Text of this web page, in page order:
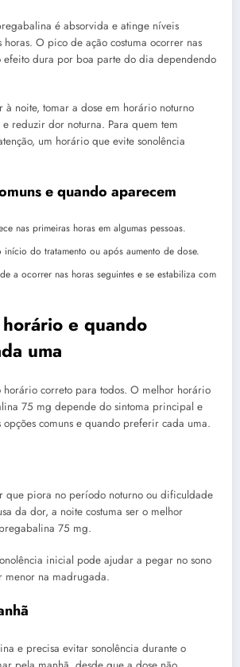
é absorvida e atinge níveis
horas. O pico de ação costuma ocorrer nas
efeito dura por boa parte do dia dependendo
à noite, tomar a dose em horário noturno
reduzir dor noturna. Para quem tem
um horário que evite sonolência
e quando aparecem
nas primeiras horas em algumas pessoas.
início do tratamento ou após aumento de dose.
a ocorrer nas horas seguintes e se estabiliza com
e quando
uma
horário correto para todos. O melhor horário
75 mg depende do sintoma principal e
comuns e quando preferir cada uma.
que piora no período noturno ou dificuldade
da dor, a noite costuma ser o melhor
75 mg.
inicial pode ajudar a pegar no sono
menor na madrugada.
e precisa evitar sonolência durante o